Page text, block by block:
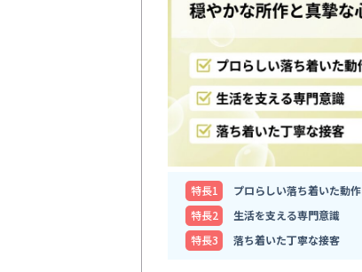
特⻑1
プロらしい落ち着いた動作
特⻑2
生活を支える専門意識
特⻑3
落ち着いた丁寧な接客